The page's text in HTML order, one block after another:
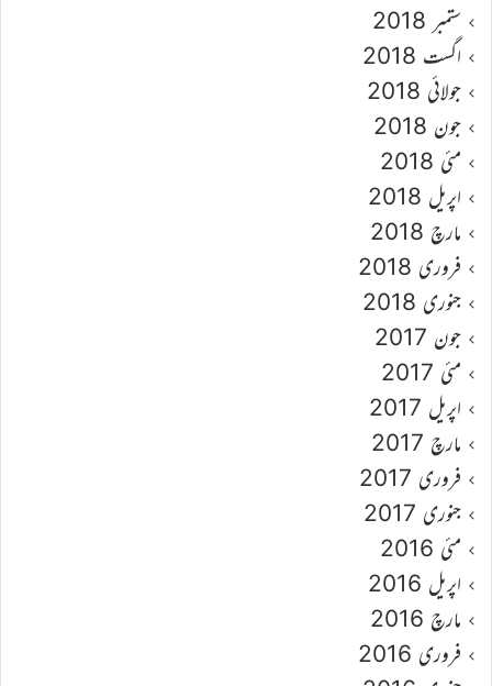
ستمبر 2018
اگست 2018
جولائی 2018
جون 2018
مئی 2018
اپریل 2018
مارچ 2018
فروری 2018
جنوری 2018
جون 2017
مئی 2017
اپریل 2017
مارچ 2017
فروری 2017
جنوری 2017
مئی 2016
اپریل 2016
مارچ 2016
فروری 2016